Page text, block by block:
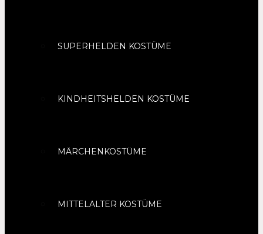
SUPERHELDEN KOSTÜME
KINDHEITSHELDEN KOSTÜME
MÄRCHENKOSTÜME
MITTELALTER KOSTÜME